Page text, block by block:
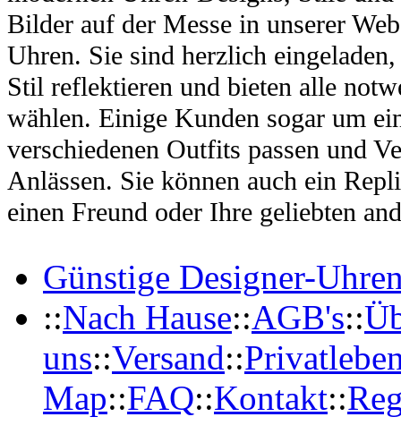
Bilder auf der Messe in unserer
Uhren. Sie sind herzlich
Stil reflektieren und bieten alle
wählen. Einige Kunden sogar um
verschiedenen Outfits passen und
Anlässen. Sie können auch ein
einen Freund oder Ihre geliebten
Günstige Designer-
::Nach Hause::AGB's::
uns::Versand::
Map::FAQ::Kontakt::